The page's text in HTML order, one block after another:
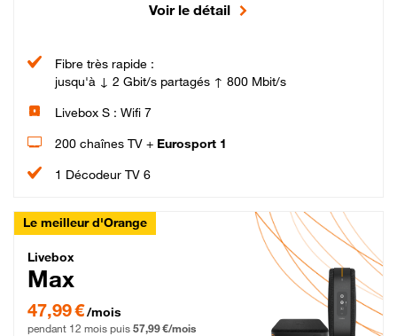
Voir le détail
Fibre très rapide :
jusqu'à ↓ 2 Gbit/s partagés ↑ 800 Mbit/s
Livebox S : Wifi 7
200 chaînes TV + Eurosport 1
1 Décodeur TV 6
Le meilleur d'Orange
Livebox Max Fibre
Livebox
Max
47,99 € par mois pendant 12 mois puis 57,99 € par mois, Engagement 12 mois
47,99 €/mois
pendant 12 mois puis 57,99 €/mois